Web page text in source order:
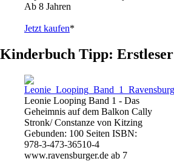
Ab 8 Jahren
Jetzt kaufen*
Kinderbuch Tipp: Erstleser
Leonie Looping Band 1 - Das
Geheimnis auf dem Balkon Cally
Stronk/ Constanze von Kitzing
Gebunden: 100 Seiten ISBN:
978-3-473-36510-4
www.ravensburger.de ab 7